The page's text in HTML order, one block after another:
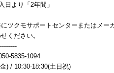
日より「2年間」
ツクモサポートセンターまたはメー
ください。
5835-1094
) / 10:30-18:30(土日祝)